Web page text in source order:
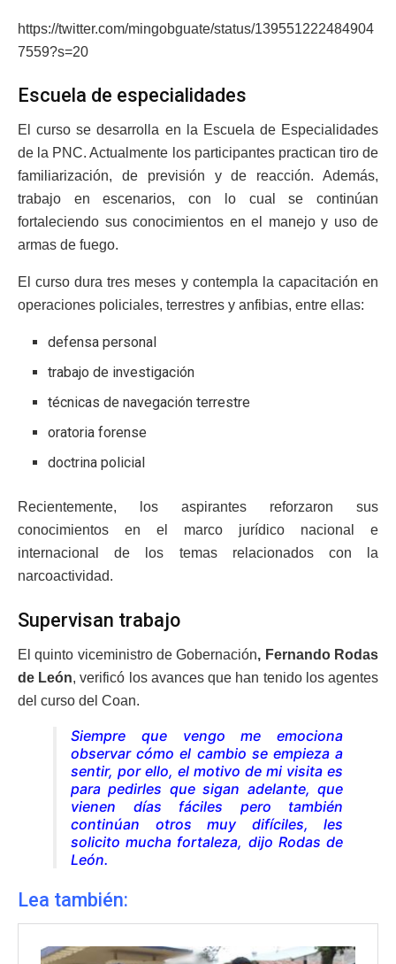
https://twitter.com/mingobguate/status/139551222484904
7559?s=20
Escuela de especialidades
El curso se desarrolla en la Escuela de Especialidades
de la PNC. Actualmente los participantes practican tiro de
familiarización, de previsión y de reacción. Además,
trabajo en escenarios, con lo cual se continúan
fortaleciendo sus conocimientos en el manejo y uso de
armas de fuego.
El curso dura tres meses y contempla la capacitación en
operaciones policiales, terrestres y anfibias, entre ellas:
defensa personal
trabajo de investigación
técnicas de navegación terrestre
oratoria forense
doctrina policial
Recientemente, los aspirantes reforzaron sus
conocimientos en el marco jurídico nacional e
internacional de los temas relacionados con la
narcoactividad.
Supervisan trabajo
El quinto viceministro de Gobernación, Fernando Rodas
de León, verificó los avances que han tenido los agentes
del curso del Coan.
Siempre que vengo me emociona
observar cómo el cambio se empieza a
sentir, por ello, el motivo de mi visita es
para pedirles que sigan adelante, que
vienen días fáciles pero también
continúan otros muy difíciles, les
solicito mucha fortaleza, dijo Rodas de
León.
Lea también: